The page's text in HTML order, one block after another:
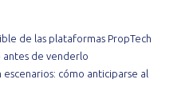
de las plataformas PropTech
antes de venderlo
cómo anticiparse al